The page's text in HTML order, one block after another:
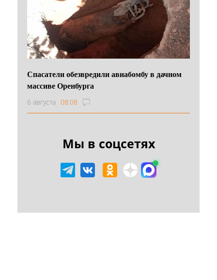
Спасатели обезвредили авиабомбу в дачном
массиве Оренбурга
6 августа 08:08
Мы в соцсетях